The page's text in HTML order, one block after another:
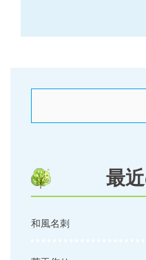
ー
最
和風名刺